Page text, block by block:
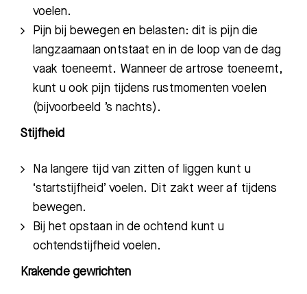
voelen.
Pijn bij bewegen en belasten: dit is pijn die
langzaamaan ontstaat en in de loop van de dag
vaak toeneemt. Wanneer de artrose toeneemt,
kunt u ook pijn tijdens rustmomenten voelen
(bijvoorbeeld ’s nachts).
Stijfheid
Na langere tijd van zitten of liggen kunt u
‘startstijfheid’ voelen. Dit zakt weer af tijdens
bewegen.
Bij het opstaan in de ochtend kunt u
ochtendstijfheid voelen.
Krakende gewrichten